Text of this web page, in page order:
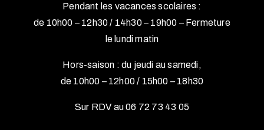
Pendant les vacances scolaires :
de 10h00 – 12h30 / 14h30 – 19h00 – Fermeture
le lundi matin
Hors-saison : du jeudi au samedi,
de 10h00 – 12h00 / 15h00 – 18h30
Sur RDV au 06 72 73 43 05